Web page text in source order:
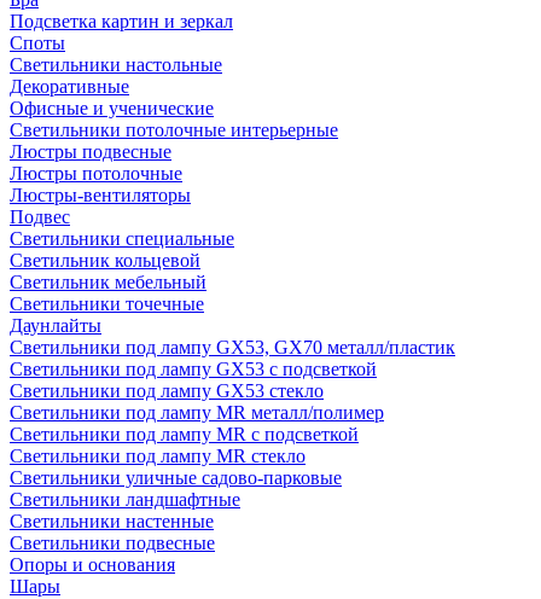
Подсветка картин и зеркал
Споты
Светильники настольные
Декоративные
Офисные и ученические
Светильники потолочные интерьерные
Люстры подвесные
Люстры потолочные
Люстры-вентиляторы
Подвес
Светильники специальные
Светильник кольцевой
Светильник мебельный
Светильники точечные
Даунлайты
Светильники под лампу GX53, GX70 металл/пластик
Светильники под лампу GX53 с подсветкой
Светильники под лампу GX53 стекло
Светильники под лампу MR металл/полимер
Светильники под лампу MR с подсветкой
Светильники под лампу MR стекло
Светильники уличные садово-парковые
Светильники ландшафтные
Светильники настенные
Светильники подвесные
Опоры и основания
Шары